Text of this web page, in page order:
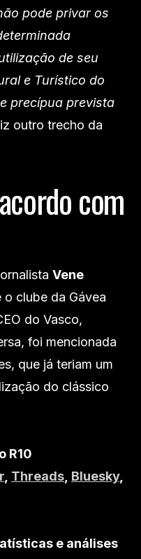
pode privar os
de seu
e Turístico do
precípua prevista
outro trecho da
com
Vene
o clube da Gávea
do Vasco,
foi mencionada
que já teriam um
do clássico
R10
Threads Bluesky,
e análises